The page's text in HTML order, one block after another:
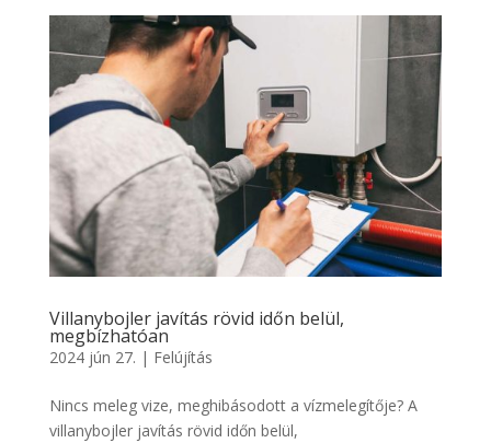
Villanybojler javítás rövid időn belül,
megbízhatóan
2024 jún 27. | Felújítás
Nincs meleg vize, meghibásodott a vízmelegítője? A
villanybojler javítás rövid időn belül,